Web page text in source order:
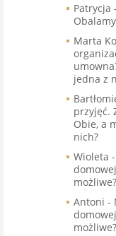
Patrycja -
Marta
jedna z
przyjęć.
Obie, a
nich?
Wioleta -
możliwe?
Antoni -
możliwe?